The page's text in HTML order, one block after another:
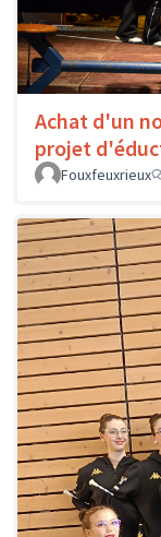
Achat d'un
projet
Fouxfeuxrieux